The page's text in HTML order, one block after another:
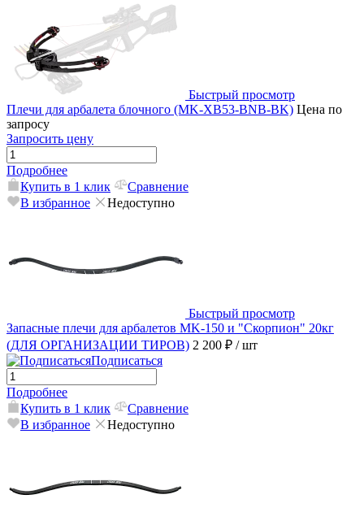
Быстрый просмотр
Плечи для арбалета блочного (MK-XB53-BNB-BK) Цена по
запросу
Запросить цену
Подробнее
Купить в 1 клик
Сравнение
В избранное
Недоступно
Быстрый просмотр
Запасные плечи для арбалетов MK-150 и "Скорпион" 20кг
(ДЛЯ ОРГАНИЗАЦИИ ТИРОВ) 2 200 ₽ / шт
Подписаться
Подробнее
Купить в 1 клик
Сравнение
В избранное
Недоступно